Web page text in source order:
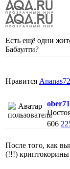
Есть ещё одни
Бабаулти?
Нравится Ananas72
ober71
606
После того, как
(!!!) криптокорины